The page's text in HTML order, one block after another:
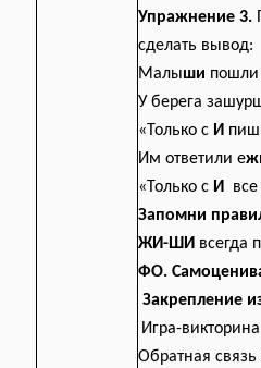
Упражнение 3.
сделать вывод:
Малыши пошли
У берега
«Только с И
Им ответили е
«Только с И
Запомни
ЖИ-ШИ всегда
ФО.
Закрепление
Игра-
Обратная